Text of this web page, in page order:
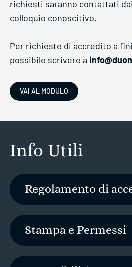
richiesti saranno contattati
colloquio conoscitivo.
Per richieste di accredito a
possibile scrivere a
VAI AL MODULO
Info Utili
Regolamento di
Stampa e Permessi